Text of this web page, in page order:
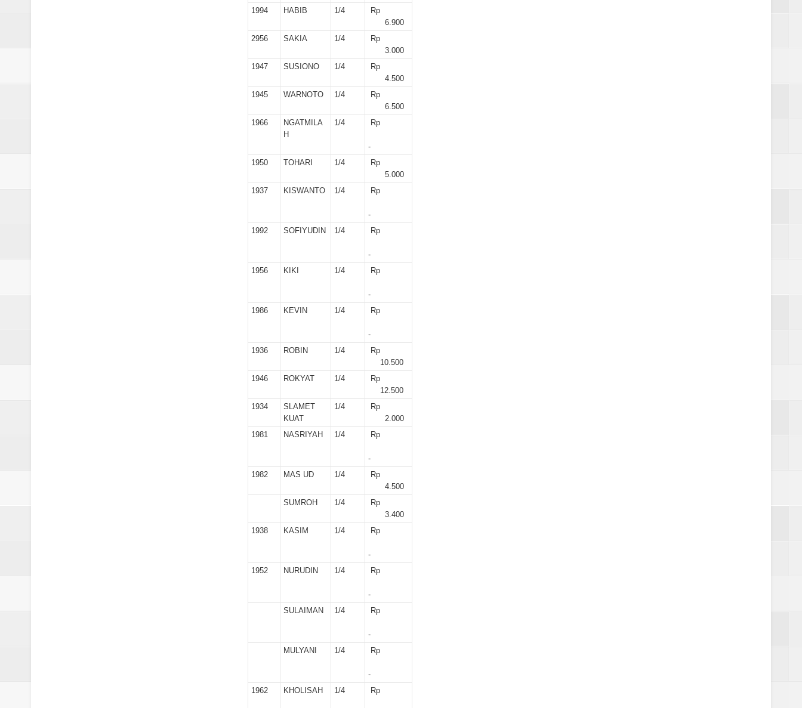
1994
HABIB 1/4
Rp
6.900
2956
SAKIA 1/4
Rp
3.000
1947
SUSIONO 1/4
Rp
4.500
1945
WARNOTO 1/4
Rp
6.500
1966
NGATMILA
H
1/4 Rp
-
1950
TOHARI 1/4
Rp
5.000
1937
KISWANTO 1/4 Rp
-
1992
SOFIYUDIN 1/4 Rp
-
1956
KIKI 1/4 Rp
-
1986
KEVIN 1/4 Rp
-
1936
ROBIN 1/4
Rp
10.500
1946
ROKYAT 1/4
Rp
12.500
1934
SLAMET
KUAT
1/4
Rp
2.000
1981
NASRIYAH 1/4 Rp
-
1982
MAS UD 1/4
Rp
4.500
SUMROH
1/4
Rp
3.400
1938
KASIM 1/4 Rp
-
1952
NURUDIN 1/4 Rp
-
SULAIMAN
1/4 Rp
-
MULYANI
1/4 Rp
-
1962
KHOLISAH 1/4 Rp